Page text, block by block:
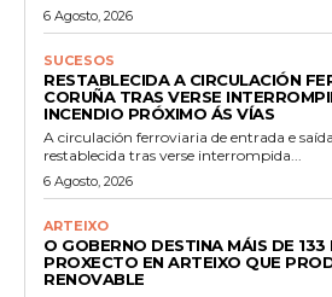
6 Agosto, 2026
SUCESOS
RESTABLECIDA A CIRCULACIÓN
CORUÑA TRAS VERSE
INCENDIO PRÓXIMO ÁS VÍAS
A circulación ferroviaria de entrada e
restablecida tras verse interrompida...
6 Agosto, 2026
ARTEIXO
O GOBERNO DESTINA MÁIS DE 133
PROXECTO EN ARTEIXO QUE
RENOVABLE